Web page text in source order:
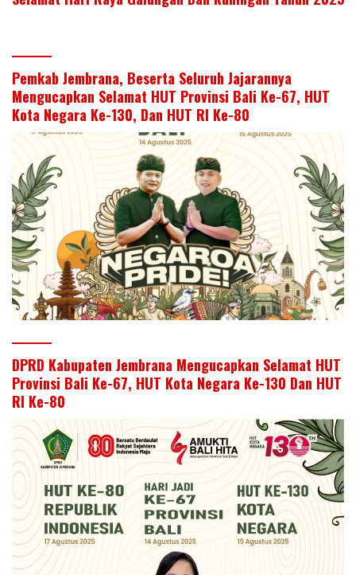
Pemkab Jembrana, Beserta Seluruh Jajarannya
Mengucapkan Selamat HUT Provinsi Bali Ke-67, HUT
Kota Negara Ke-130, Dan HUT RI Ke-80
DPRD Kabupaten Jembrana Mengucapkan Selamat HUT
Provinsi Bali Ke-67, HUT Kota Negara Ke-130 Dan HUT
RI Ke-80